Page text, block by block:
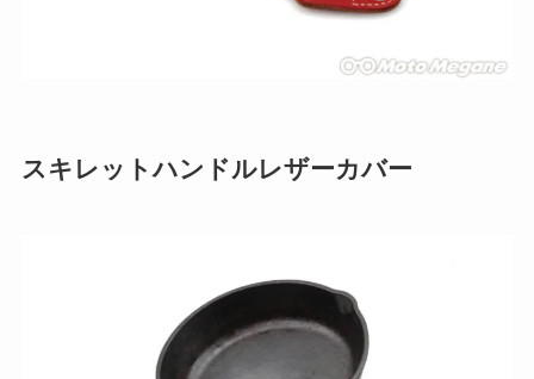
スキレットハンドルレザーカバー